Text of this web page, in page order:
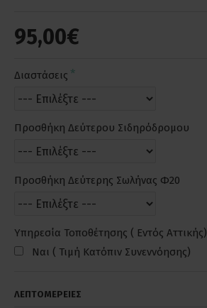
95,00€
Διαστάσεις
Προσθήκη Δεύτερου Σιδηρόδρομου
Προσθήκη Δεύτερης Σωλήνας Φ20
Υπηρεσία Τοποθέτησης ( Εντός Αττικής)
Ναι ( Τιμή Κατόπιν Συνεννόησης)
ΛΕΠΤΟΜΕΡΕΙΕΣ